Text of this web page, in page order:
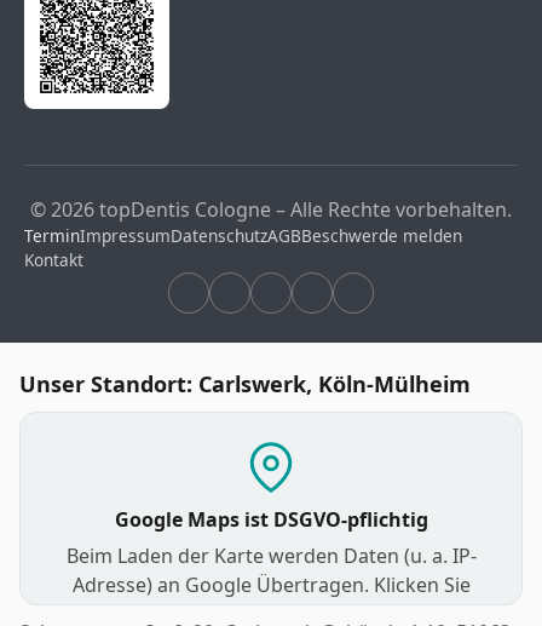
© 2026 topDentis Cologne – Alle Rechte vorbehalten.
TerminImpressumDatenschutzAGBBeschwerde melden
Kontakt
Unser Standort: Carlswerk, Köln-Mülheim
Google Maps ist DSGVO-pflichtig
Beim Laden der Karte werden Daten (u. a. IP-
Adresse) an Google Übertragen. Klicken Sie
unten, um zuzustimmen und die interaktive